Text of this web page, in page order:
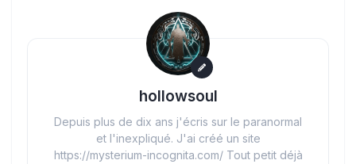
hollowsoul
Depuis plus de dix ans j'écris sur le paranormal
et l'inexpliqué. J'ai créé un site
https://mysterium-incognita.com/ Tout petit déjà